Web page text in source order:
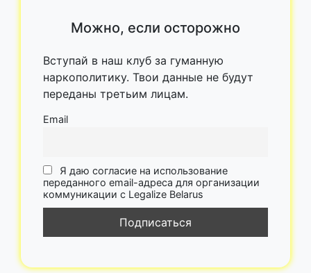
Можно, если осторожно
Вступай в наш клуб за гуманную
наркополитику. Твои данные не будут
переданы третьим лицам.
Email
Я даю согласие на использование
переданного email-адреса для организации
коммуникации с Legalize Belarus